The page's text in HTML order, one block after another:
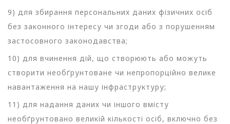
9) для збирання персональних даних фізичних осіб
без законного інтересу чи згоди або з порушенням
застосовного законодавства;
10) для вчинення дій, що створюють або можуть
створити необґрунтоване чи непропорційно велике
навантаження на нашу інфраструктуру;
11) для надання даних чи іншого вмісту
необґрунтовано великій кількості осіб, включно без